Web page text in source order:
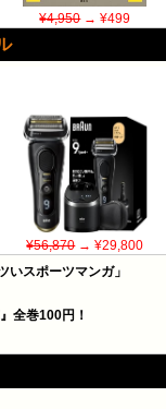
¥4,950→ ¥499
¥56,870→ ¥29,800
いスポーツマンガ」
全巻100円！